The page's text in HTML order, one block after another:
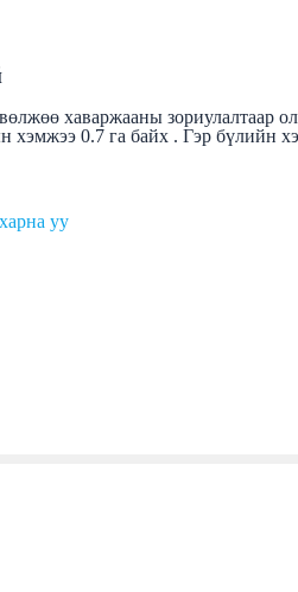
хаваржааны зориулалтаар
хэмжээ 0.7 га байх . Гэр бүлийн
уу